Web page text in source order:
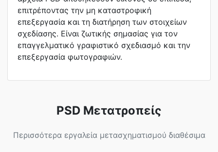
επιτρέποντας την μη καταστροφική
επεξεργασία και τη διατήρηση των στοιχείων
σχεδίασης. Είναι ζωτικής σημασίας για τον
επαγγελματικό γραφιστικό σχεδιασμό και την
επεξεργασία φωτογραφιών.
PSD Μετατροπείς
Περισσότερα εργαλεία μετασχηματισμού διαθέσιμα